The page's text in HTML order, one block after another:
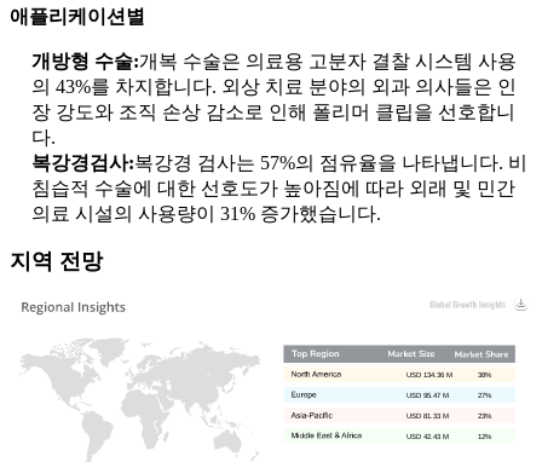
애플리케이션별
개방형 수술:개복 수술은 의료용 고분자 결찰 시스템 사용
의 43%를 차지합니다. 외상 치료 분야의 외과 의사들은 인
장 강도와 조직 손상 감소로 인해 폴리머 클립을 선호합니
다.
복강경검사:복강경 검사는 57%의 점유율을 나타냅니다. 비
침습적 수술에 대한 선호도가 높아짐에 따라 외래 및 민간
의료 시설의 사용량이 31% 증가했습니다.
지역 전망
12%
USD 42.43 M
23%
USD 81.33 M
27%
USD 95.47 M
38%
USD 134.36 M